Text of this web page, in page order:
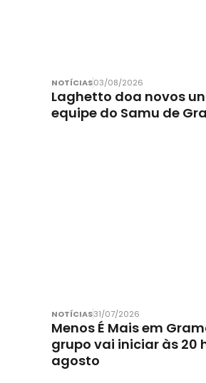
NOTÍCIAS03/08/2026
Laghetto doa novos
equipe do Samu de
NOTÍCIAS31/07/2026
Menos É Mais em
grupo vai iniciar às 20
agosto